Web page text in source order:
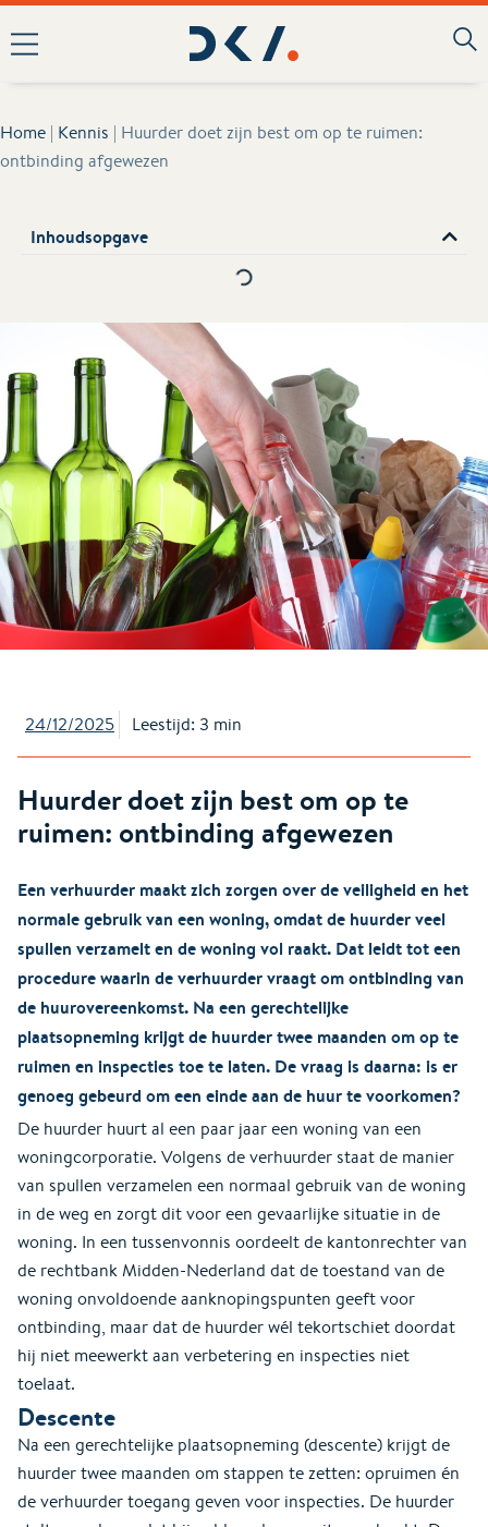
Home | Kennis | Huurder doet zijn best om op te ruimen:
ontbinding afgewezen
Inhoudsopgave
24/12/2025 Leestijd: 3 min
Huurder doet zijn best om op te
ruimen: ontbinding afgewezen
Een verhuurder maakt zich zorgen over de veiligheid en het
normale gebruik van een woning, omdat de huurder veel
spullen verzamelt en de woning vol raakt. Dat leidt tot een
procedure waarin de verhuurder vraagt om ontbinding van
de huurovereenkomst. Na een gerechtelijke
plaatsopneming krijgt de huurder twee maanden om op te
ruimen en inspecties toe te laten. De vraag is daarna: is er
genoeg gebeurd om een einde aan de huur te voorkomen?
De huurder huurt al een paar jaar een woning van een
woningcorporatie. Volgens de verhuurder staat de manier
van spullen verzamelen een normaal gebruik van de woning
in de weg en zorgt dit voor een gevaarlijke situatie in de
woning. In een tussenvonnis oordeelt de kantonrechter van
de rechtbank Midden-Nederland dat de toestand van de
woning onvoldoende aanknopingspunten geeft voor
ontbinding, maar dat de huurder wél tekortschiet doordat
hij niet meewerkt aan verbetering en inspecties niet
toelaat.
Descente
Na een gerechtelijke plaatsopneming (descente) krijgt de
huurder twee maanden om stappen te zetten: opruimen én
de verhuurder toegang geven voor inspecties. De huurder